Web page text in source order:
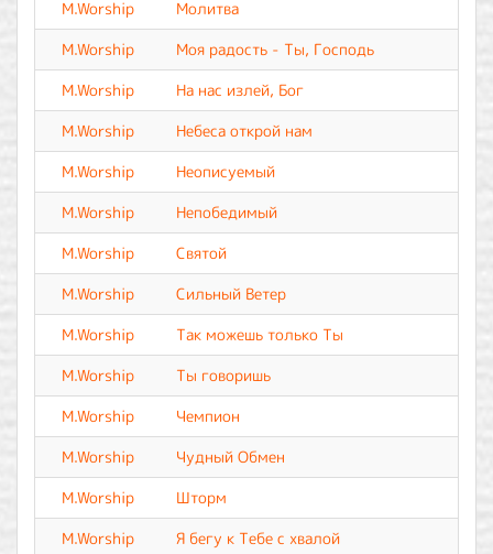
M.Worship
Молитва
M.Worship
Моя радость - Ты, Господь
M.Worship
На нас излей, Бог
M.Worship
Небеса открой нам
M.Worship
Неописуемый
M.Worship
Непобедимый
M.Worship
Святой
M.Worship
Сильный Ветер
M.Worship
Так можешь только Ты
M.Worship
Ты говоришь
M.Worship
Чемпион
M.Worship
Чудный Обмен
M.Worship
Шторм
M.Worship
Я бегу к Тебе с хвалой